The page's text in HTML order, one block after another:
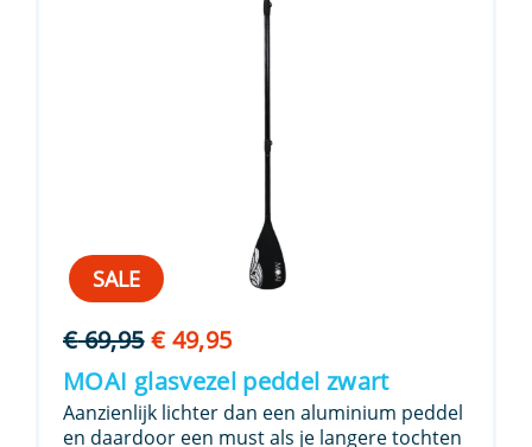
SALE
€69,95 Oorspronkelijke
prijs
was:
€ 69,95.
€49,95Huidige
prijs
is:
€ 49,95.
MOAI glasvezel peddel zwart
Aanzienlijk lichter dan een aluminium peddel
en daardoor een must als je langere tochten